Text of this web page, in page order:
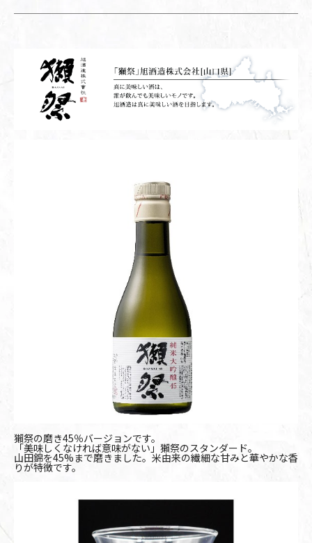
獺祭の磨き45％バージョンです。
「美味しくなければ意味がない」獺祭のスタンダード。
山田錦を45%まで磨きました。米由来の繊細な甘みと華やかな香
りが特徴です。